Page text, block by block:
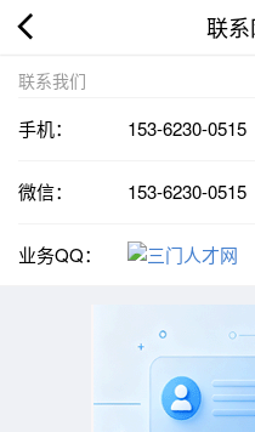
联
联系我们
手机： 153-6230-0515
微信： 153-6230-0515
业务QQ：